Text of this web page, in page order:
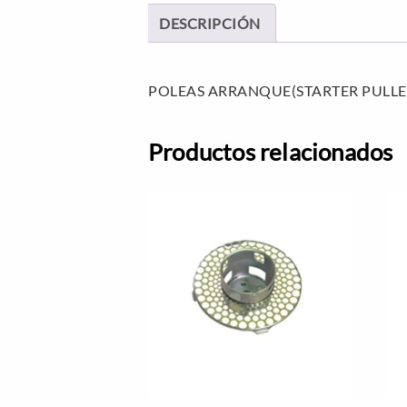
DESCRIPCIÓN
POLEAS ARRANQUE(STARTER
Productos relacionados